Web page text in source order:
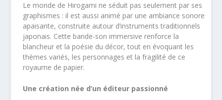
Le monde de Hirogami ne séduit pas seulement par ses
graphismes : il est aussi animé par une ambiance sonore
apaisante, construite autour d’instruments traditionnels
japonais. Cette bande-son immersive renforce la
blancheur et la poésie du décor, tout en évoquant les
thèmes variés, les personnages et la fragilité de ce
royaume de papier.
Une création née d’un éditeur passionné